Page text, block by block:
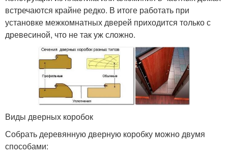
встречаются крайне редко. В итоге работать при
установке межкомнатных дверей приходится только с
древесиной, что не так уж сложно.
Виды дверных коробок
Собрать деревянную дверную коробку можно двумя
способами: